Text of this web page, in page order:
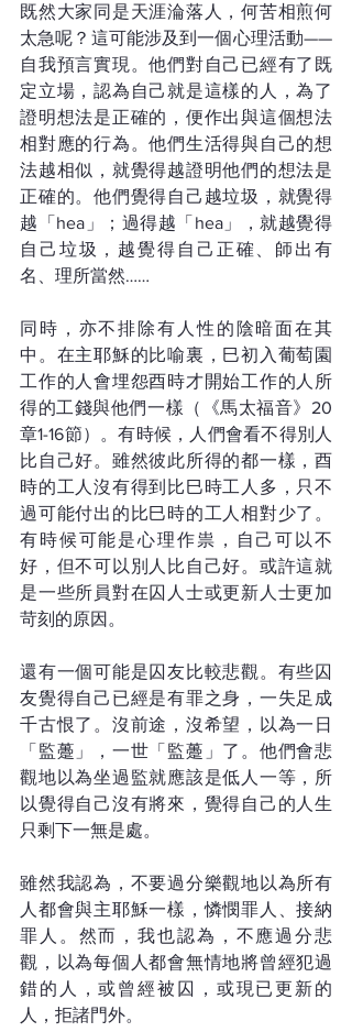
既然大家同是天涯淪落人，何苦相煎何
太急呢？這可能涉及到一個心理活動——
自我預言實現。他們對自己已經有了既
定立場，認為自己就是這樣的人，為了
證明想法是正確的，便作出與這個想法
相對應的行為。他們生活得與自己的想
法越相似，就覺得越證明他們的想法是
正確的。他們覺得自己越垃圾，就覺得
越「hea」；過得越「hea」，就越覺得
自己垃圾，越覺得自己正確、師出有
名、理所當然……
同時，亦不排除有人性的陰暗面在其
中。在主耶穌的比喻裏，巳初入葡萄園
工作的人會埋怨酉時才開始工作的人所
得的工錢與他們一樣（《馬太福音》20
章1-16節）。有時候，人們會看不得別人
比自己好。雖然彼此所得的都一樣，酉
時的工人沒有得到比巳時工人多，只不
過可能付出的比巳時的工人相對少了。
有時候可能是心理作祟，自己可以不
好，但不可以別人比自己好。或許這就
是一些所員對在囚人士或更新人士更加
苛刻的原因。
還有一個可能是囚友比較悲觀。有些囚
友覺得自己已經是有罪之身，一失足成
千古恨了。沒前途，沒希望，以為一日
「監躉」，一世「監躉」了。他們會悲
觀地以為坐過監就應該是低人一等，所
以覺得自己沒有將來，覺得自己的人生
只剩下一無是處。
雖然我認為，不要過分樂觀地以為所有
人都會與主耶穌一樣，憐憫罪人、接納
罪人。然而，我也認為，不應過分悲
觀，以為每個人都會無情地將曾經犯過
錯的人，或曾經被囚，或現已更新的
人，拒諸門外。